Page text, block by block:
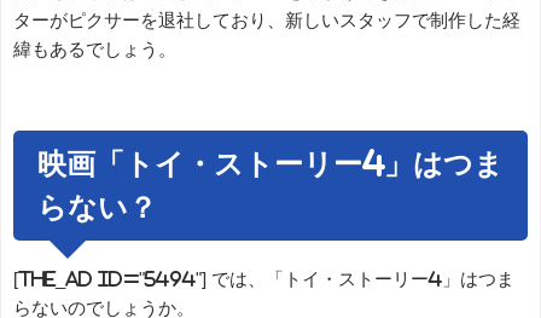
ターがピクサーを退社しており、新しいスタッフで制作した経
緯もあるでしょう。
映画「トイ・ストーリー4」はつま
らない？
[the_ad id="5494"] では、「トイ・ストーリー4」はつま
らないのでしょうか。